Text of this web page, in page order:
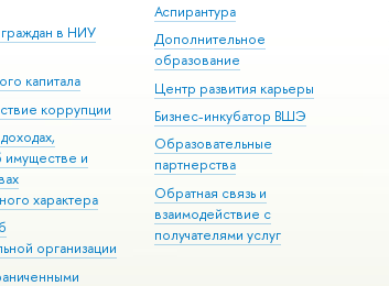
в НИУ
капитала
коррупции
имуществе и
характера
организации
Аспирантура
Дополнительное
образование
Центр развития карьеры
Бизнес-инкубатор ВШЭ
Образовательные
партнерства
Обратная связь и
взаимодействие с
получателями услуг